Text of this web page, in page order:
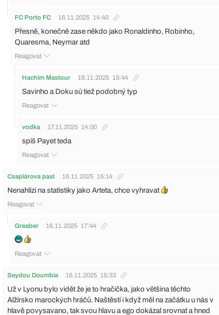
FC Porto FC 16.11.2025 14:40
Přesně, konečně zase někdo jako Ronaldinho, Robinho,
Quaresma, Neymar atd
Reagovat
Hachim Mastour 16.11.2025 15:44
Savinho a Doku sú tiež podobný typ
Reagovat
vodka 17.11.2025 14:00
spíš Payet teda
Reagovat
Csaplárova past 16.11.2025 15:14
Nenahlizi na statistiky jako Arteta, chce vyhravat
Reagovat
Greaber 16.11.2025 17:44
Reagovat
Seydou Doumbia 16.11.2025 15:33
Už v Lyonu bylo vidět že je to hračička, jako většina těchto
Alžírsko marockých hráčů. Naštěstí i když měl na začátku u nás v
hlavě povysavano, tak svou hlavu a ego dokázal srovnat a hned